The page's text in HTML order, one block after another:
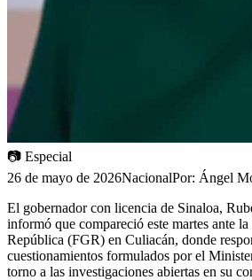
📷 Especial
26 de mayo de 2026NacionalPor: Ángel
El gobernador con licencia de Sinaloa,
informó que compareció este martes ante
República (FGR) en Culiacán, donde
cuestionamientos formulados por el
torno a las investigaciones abiertas en su